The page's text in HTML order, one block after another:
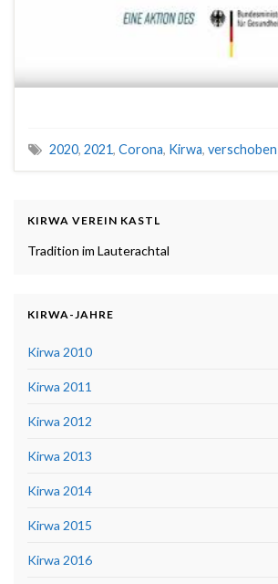
2020, 2021, Corona, Kirwa, verschoben
KIRWA VEREIN KASTL
Tradition im Lauterachtal
KIRWA-JAHRE
Kirwa 2010
Kirwa 2011
Kirwa 2012
Kirwa 2013
Kirwa 2014
Kirwa 2015
Kirwa 2016